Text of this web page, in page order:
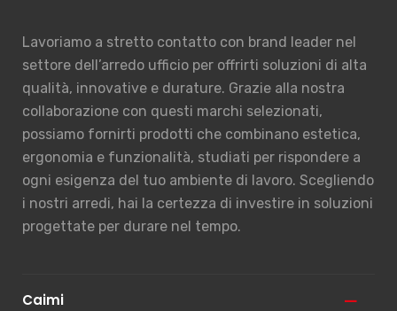
Lavoriamo a stretto contatto con brand leader nel
settore dell’arredo ufficio per offrirti soluzioni di alta
qualità, innovative e durature. Grazie alla nostra
collaborazione con questi marchi selezionati,
possiamo fornirti prodotti che combinano estetica,
ergonomia e funzionalità, studiati per rispondere a
ogni esigenza del tuo ambiente di lavoro. Scegliendo
i nostri arredi, hai la certezza di investire in soluzioni
progettate per durare nel tempo.
Caimi